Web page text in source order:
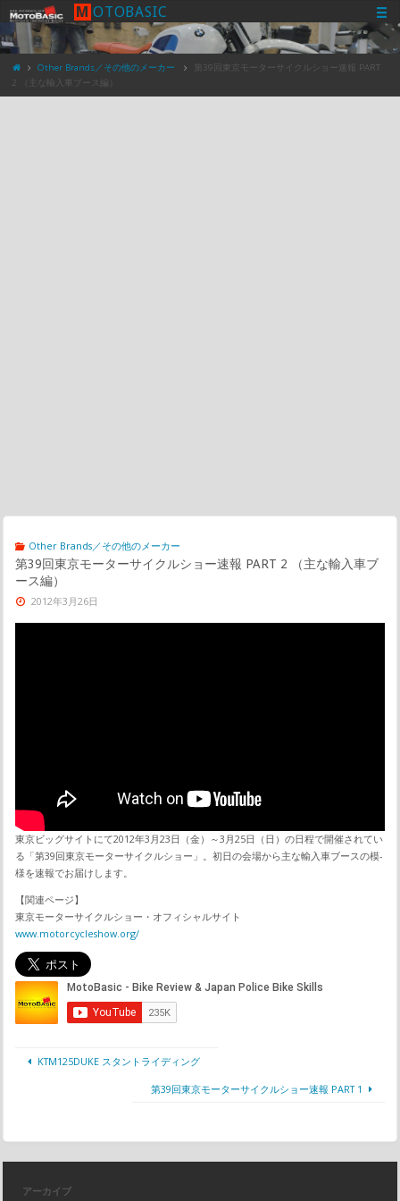
M OTOBASIC
Other Brands／その他のメーカー
第39回東京モーターサイクルショー速報 PART
2 （主な輸入車ブース編）
Other Brands／その他のメーカー
第39回東京モーターサイクルショー速報 PART 2 （主な輸入車ブ
ース編）
2012年3月26日
東京ビッグサイトにて2012年3月23日（金）～3月25日（日）の日程で開催されてい
る「第39回東京モーターサイクルショー」。初日の会場から主な輸入車ブースの模­
様を速報でお届けします。
【関連ページ】
東京モーターサイクルショー・オフィシャルサイト
www.motorcycleshow.org/
KTM125DUKE スタントライディング
第39回東京モーターサイクルショー速報 PART 1
アーカイブ